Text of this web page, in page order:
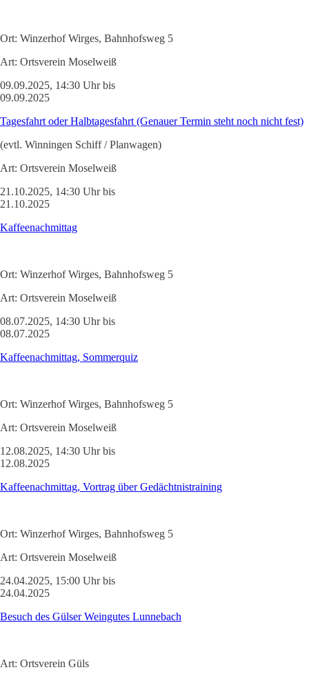
Ort: Winzerhof Wirges, Bahnhofsweg 5
Art: Ortsverein Moselweiß
09.09.2025, 14:30 Uhr bis
09.09.2025
Tagesfahrt oder Halbtagesfahrt (Genauer Termin steht noch nicht fest)
(evtl. Winningen Schiff / Planwagen)
Art: Ortsverein Moselweiß
21.10.2025, 14:30 Uhr bis
21.10.2025
Kaffeenachmittag
Ort: Winzerhof Wirges, Bahnhofsweg 5
Art: Ortsverein Moselweiß
08.07.2025, 14:30 Uhr bis
08.07.2025
Kaffeenachmittag, Sommerquiz
Ort: Winzerhof Wirges, Bahnhofsweg 5
Art: Ortsverein Moselweiß
12.08.2025, 14:30 Uhr bis
12.08.2025
Kaffeenachmittag, Vortrag über Gedächtnistraining
Ort: Winzerhof Wirges, Bahnhofsweg 5
Art: Ortsverein Moselweiß
24.04.2025, 15:00 Uhr bis
24.04.2025
Besuch des Gülser Weingutes Lunnebach
Art: Ortsverein Güls